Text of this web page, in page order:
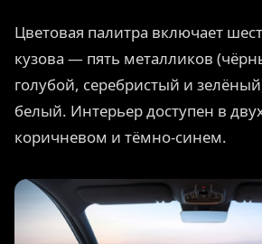
Цветовая палитра включает
кузова — пять металликов
голубой, серебристый и
белый. Интерьер доступен в
коричневом и тёмно-синем.